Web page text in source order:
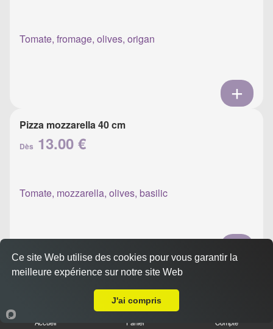
Tomate, fromage, olives, origan
Pizza mozzarella 40 cm
Dès 13.00 €
Tomate, mozzarella, olives, basilic
Pizza napolitaine 40 cm
Accueil Panier Compte
Ce site Web utilise des cookies pour vous garantir la
meilleure expérience sur notre site Web
J'ai compris